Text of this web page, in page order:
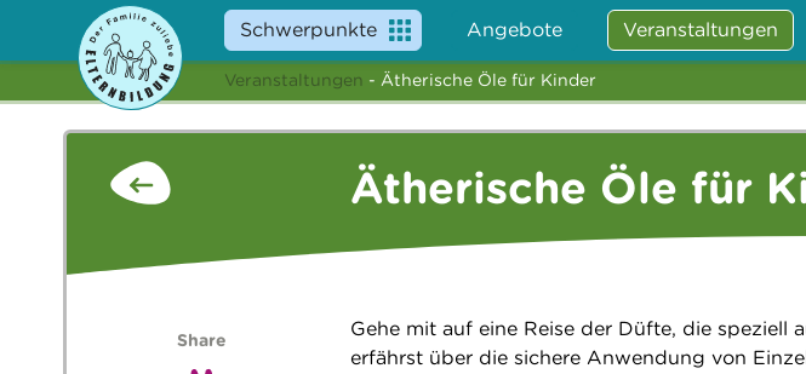
Schwerpunkte Angebote Veranstaltungen
Veranstaltungen - Ätherische Öle für Kinder
Ätherische Öle für
Gehe mit auf eine Reise der Düfte, die speziell
erfährst über die sichere Anwendung von
Share